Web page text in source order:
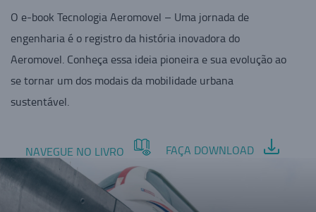
O e-book Tecnologia Aeromovel – Uma jornada de
engenharia é o registro da história inovadora do
Aeromovel. Conheça essa ideia pioneira e sua evolução ao
se tornar um dos modais da mobilidade urbana
sustentável.
NAVEGUE NO LIVRO FAÇA DOWNLOAD